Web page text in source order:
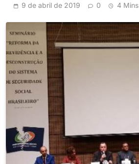
9 de abril de 2019 0 4 Mins